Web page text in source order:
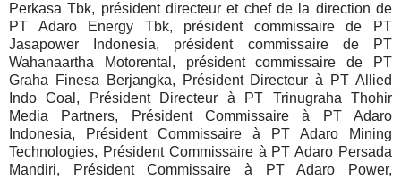
Perkasa Tbk, président directeur et chef de la direction de
PT Adaro Energy Tbk, président commissaire de PT
Jasapower Indonesia, président commissaire de PT
Wahanaartha Motorental, président commissaire de PT
Graha Finesa Berjangka, Président Directeur à PT Allied
Indo Coal, Président Directeur à PT Trinugraha Thohir
Media Partners, Président Commissaire à PT Adaro
Indonesia, Président Commissaire à PT Adaro Mining
Technologies, Président Commissaire à PT Adaro Persada
Mandiri, Président Commissaire à PT Adaro Power,